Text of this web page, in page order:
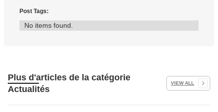
Post Tags:
No items found.
Plus d'articles de la catégorie
Actualités
VIEW ALL